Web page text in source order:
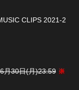
CLIPS 2021-2
月30日(月)23:59 ※